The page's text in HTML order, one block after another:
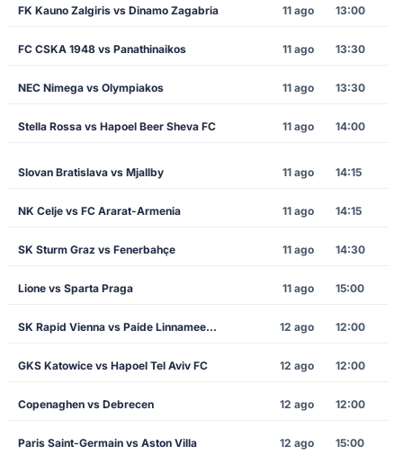
FK Kauno Zalgiris vs Dinamo Zagabria 11 ago 13:00
FC CSKA 1948 vs Panathinaikos 11 ago 13:30
NEC Nimega vs Olympiakos 11 ago 13:30
Stella Rossa vs Hapoel Beer Sheva FC 11 ago 14:00
Slovan Bratislava vs Mjallby 11 ago 14:15
NK Celje vs FC Ararat-Armenia 11 ago 14:15
SK Sturm Graz vs Fenerbahçe 11 ago 14:30
Lione vs Sparta Praga 11 ago 15:00
SK Rapid Vienna vs Paide Linnameeskond 12 ago 12:00
GKS Katowice vs Hapoel Tel Aviv FC 12 ago 12:00
Copenaghen vs Debrecen 12 ago 12:00
Paris Saint-Germain vs Aston Villa 12 ago 15:00